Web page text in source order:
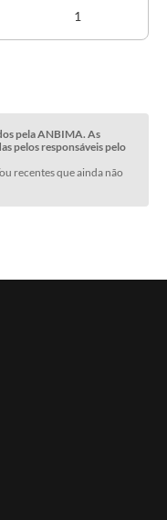
1
pela ANBIMA. As
pelos responsáveis pelo
recentes que ainda não